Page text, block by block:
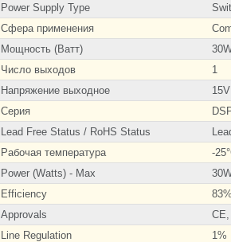
Power Supply Type
Сфера применения
Мощность (Ватт)
Число выходов
1
Напряжение выходное
15V
Серия
Lead Free Status / RoHS Status
Рабочая температура
-
Power (Watts) - Max
Efficiency
Approvals
Line Regulation
1%